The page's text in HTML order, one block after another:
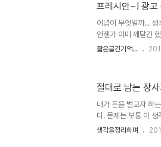
여주는 건지는 알 수
하는 마음들이 되었
프레시안~! 광고
이념이 무엇일까...
언젠가 이미 깨닫긴
함이 넘쳐 남니다. 억
수 있을테고... 또 이
는 바가 다를 뿐 좌우
짧은글긴기억...
절대로 남는 장
내가 돈을 벌고자 하
다. 문제는 보통 이
바라보는 것 자체가
생각을정리하며